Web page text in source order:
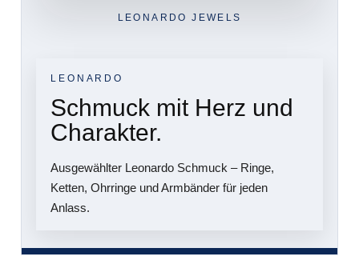
LEONARDO JEWELS
LEONARDO
Schmuck mit Herz und
Charakter.
Ausgewählter Leonardo Schmuck – Ringe,
Ketten, Ohrringe und Armbänder für jeden
Anlass.